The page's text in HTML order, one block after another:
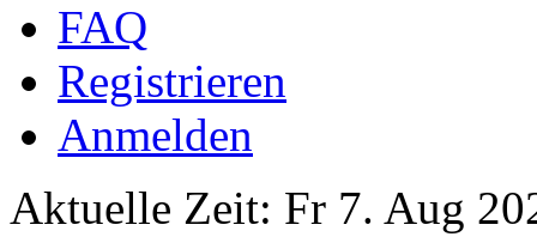
FAQ
Registrieren
Anmelden
Aktuelle Zeit: Fr 7. Aug